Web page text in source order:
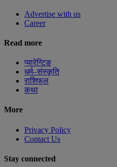
Advertise with us
Career
Read more
प्यारेन्टिङ
धर्म–संस्कृति
राशिफल
कथा
More
Privacy Policy
Contact Us
Stay connected